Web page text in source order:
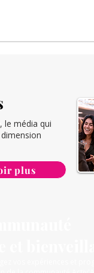
rendre un
vraiment
plus
le média qui